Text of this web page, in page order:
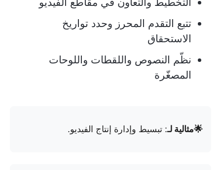
تتبع التقدم المحرز وحدد تواريخ
الاستحقاق
نظّم النصوص واللقطات واللوحات
المصغّرة
🌟مثالية لـ: تبسيط وإدارة إنتاج الفيديو.